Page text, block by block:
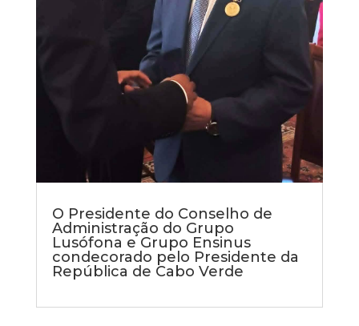
O Presidente do Conselho de
Administração do Grupo
Lusófona e Grupo Ensinus
condecorado pelo Presidente da
República de Cabo Verde